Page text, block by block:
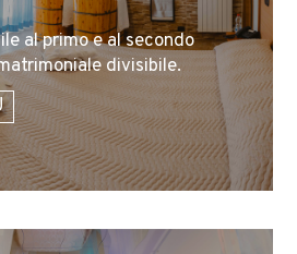
al primo e al secondo
divisibile.